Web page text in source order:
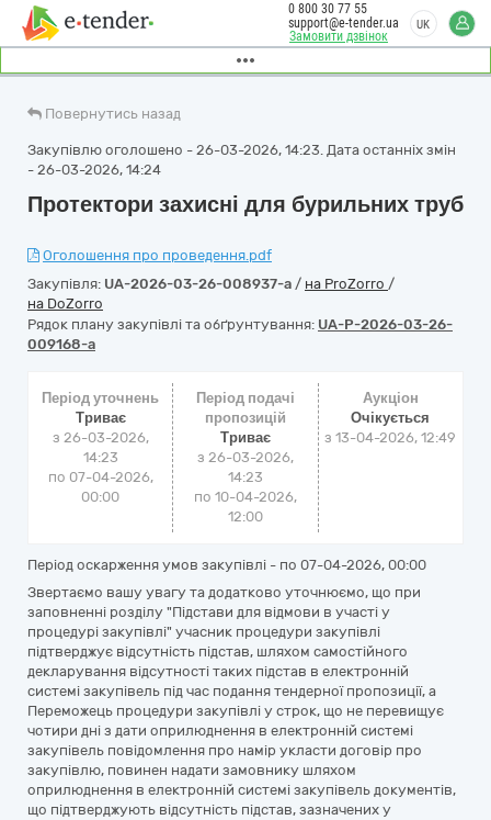
Замовити дзвінок
0 800 30 77 55
support@e-tender.ua
UK
Повернутись назад
Закупівлю оголошено - 26-03-2026, 14:23. Дата останніх змін
- 26-03-2026, 14:24
Протектори захисні для бурильних труб
Оголошення про проведення.pdf
Закупівля: UA-2026-03-26-008937-a / на ProZorro /
на DoZorro
Рядок плану закупівлі та обґрунтування: UA-P-2026-03-26-
009168-a
Період уточнень
Триває
з 26-03-2026,
14:23
по 07-04-2026,
00:00
Період подачі
пропозицій
Триває
з 26-03-2026,
14:23
по 10-04-2026,
12:00
Аукціон
Очікується
з13-04-2026, 12:49
Період оскарження умов закупівлі - по 07-04-2026, 00:00
Звертаємо вашу увагу та додатково уточнюємо, що при
заповненні розділу "Підстави для відмови в участі у
процедурі закупівлі" учасник процедури закупівлі
підтверджує відсутність підстав, шляхом самостійного
декларування відсутності таких підстав в електронній
системі закупівель під час подання тендерної пропозиції, а
Переможець процедури закупівлі у строк, що не перевищує
чотири дні з дати оприлюднення в електронній системі
закупівель повідомлення про намір укласти договір про
закупівлю, повинен надати замовнику шляхом
оприлюднення в електронній системі закупівель документів,
що підтверджують відсутність підстав, зазначених у